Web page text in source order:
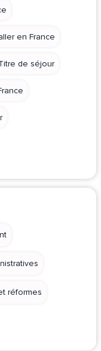
en France
de séjour
réformes